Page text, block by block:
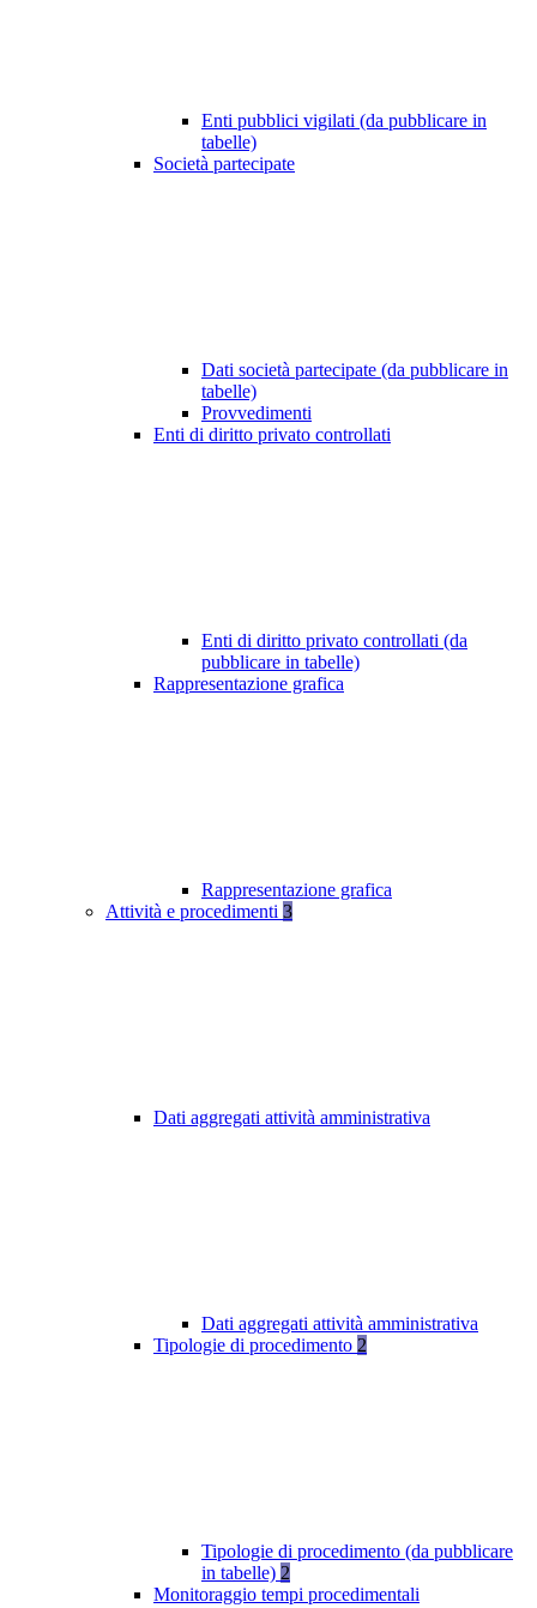
Enti pubblici vigilati (da pubblicare in
tabelle)
Società partecipate
Dati società partecipate (da pubblicare in
tabelle)
Provvedimenti
Enti di diritto privato controllati
Enti di diritto privato controllati (da
pubblicare in tabelle)
Rappresentazione grafica
Rappresentazione grafica
Attività e procedimenti 3
Dati aggregati attività amministrativa
Dati aggregati attività amministrativa
Tipologie di procedimento 2
Tipologie di procedimento (da pubblicare
in tabelle) 2
Monitoraggio tempi procedimentali